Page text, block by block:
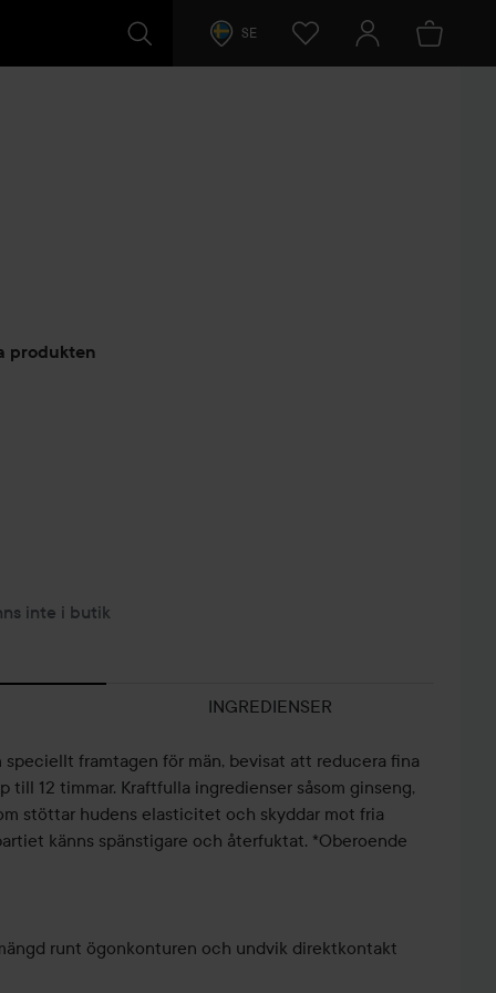
SE
produkten
inte i butik
INGREDIENSER
framtagen för män, bevisat att reducera fina
till 12 timmar. Kraftfulla ingredienser såsom ginseng,
stöttar hudens elasticitet och skyddar mot fria
känns spänstigare och återfuktat. *Oberoende
runt ögonkonturen och undvik direktkontakt